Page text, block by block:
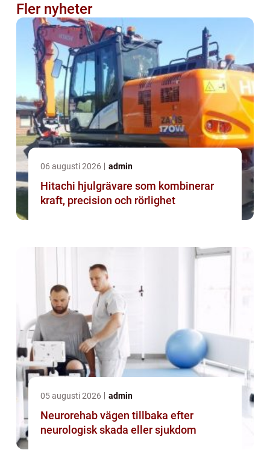
Fler nyheter
06 augusti 2026 admin
Hitachi hjulgrävare som kombinerar
kraft, precision och rörlighet
05 augusti 2026 admin
Neurorehab vägen tillbaka efter
neurologisk skada eller sjukdom